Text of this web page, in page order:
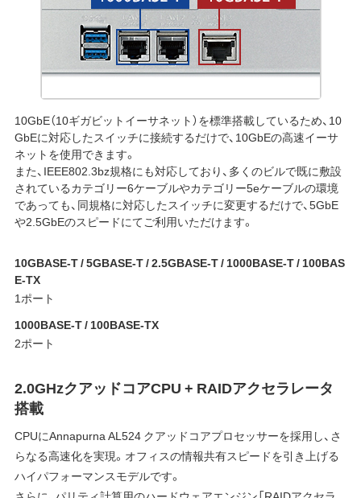
10GbE（10ギガビットイーサネット）を標準搭載しているため、10
GbEに対応したスイッチに接続するだけで、10GbEの高速イーサ
ネットを使用できます。
また、IEEE802.3bz規格にも対応しており、多くのビルで既に敷設
されているカテゴリー6ケーブルやカテゴリー5eケーブルの環境
であっても、同規格に対応したスイッチに変更するだけで、5GbE
や2.5GbEのスピードにてご利用いただけます。
10GBASE-T / 5GBASE-T / 2.5GBASE-T / 1000BASE-T / 100BAS
E-TX
1ポート
1000BASE-T / 100BASE-TX
2ポート
2.0GHzクアッドコアCPU + RAIDアクセラレータ
搭載
CPUにAnnapurna AL524 クアッドコアプロセッサーを採用し、さ
らなる高速化を実現。オフィスの情報共有スピードを引き上げる
ハイパフォーマンスモデルです。